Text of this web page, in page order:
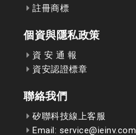
註冊商標
個資與隱私政策
資 安 通 報
資安認證標章
聯絡我們
矽聯科技線上客服
Email: service@ieinv.com